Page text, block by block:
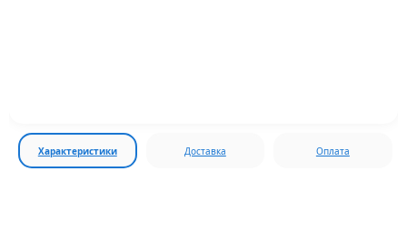
Характеристики Доставка Оплата